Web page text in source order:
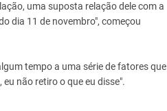
uma suposta relação dele com a
dia 11 de novembro", começou
tempo a uma série de fatores que
não retiro o que eu disse".